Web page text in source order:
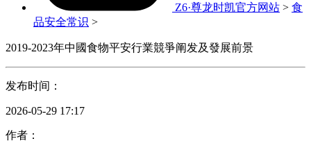
Z6·尊龙时凯官方网站 > 食
品安全常识 >
2019-2023年中國食物平安行業競爭阐发及發展前景
发布时间：
2026-05-29 17:17
作者：